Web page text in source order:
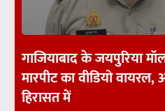
गाजियाबाद के जयपुरिया
मारपीट का वीडियो
हिरासत में